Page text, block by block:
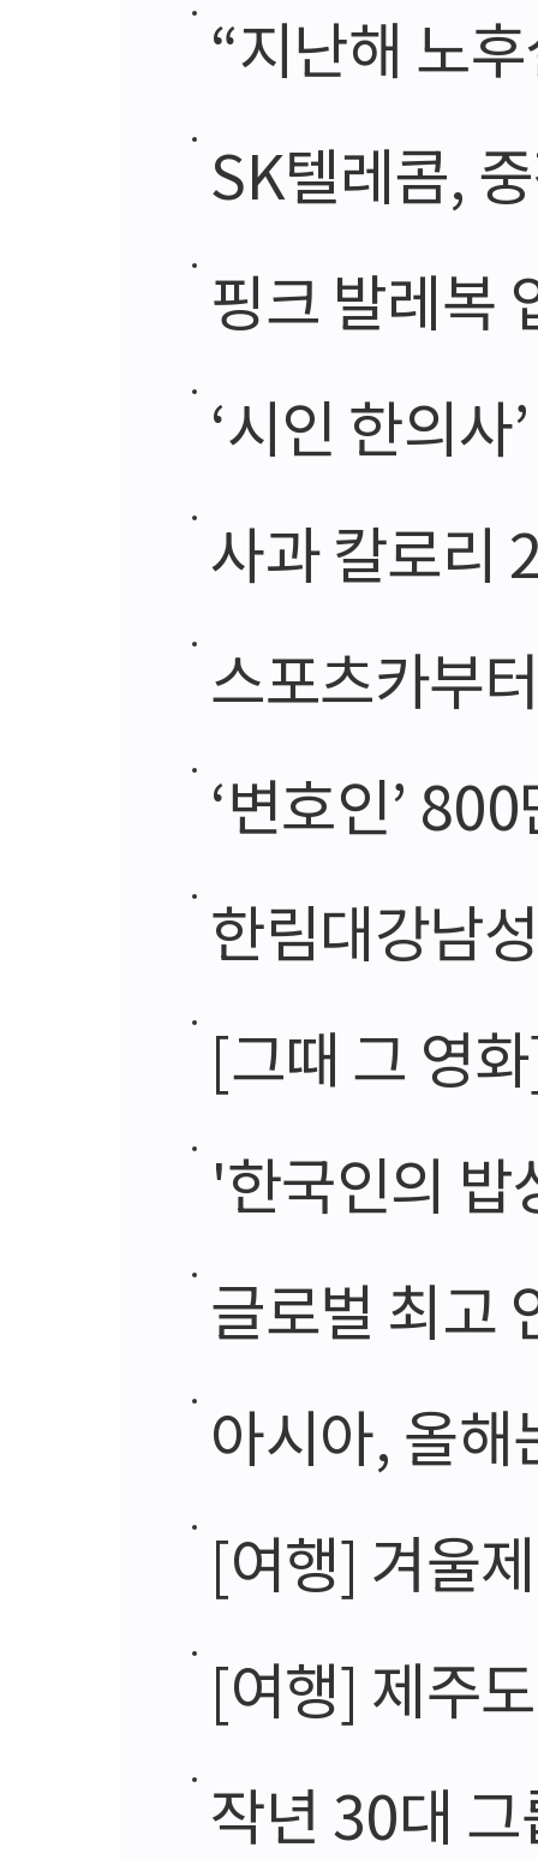
“지난해 노
SK텔레콤, 중장년
핑크 발레복 입
‘시인 한의
사과 칼로리
스포츠카부
‘변호인’ 800
한림대강남
[그때 그 영
'한국인의 밥상' 동
글로벌 최고
아시아, 올
[여행] 겨울제
[여행] 제주
작년 30대